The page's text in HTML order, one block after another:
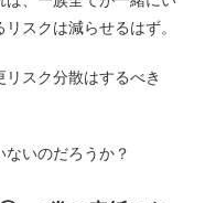
スクは減らせるはず。
スク分散はするべき
ないのだろうか？